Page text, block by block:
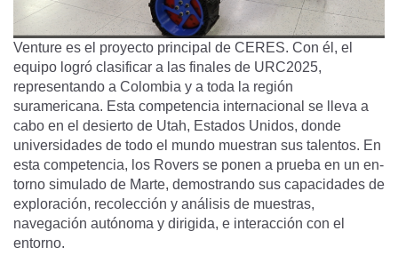
Venture es el proyecto principal de CERES. Con él, el
equipo logró clasificar a las finales de URC2025,
representando a Colombia y a toda la región
suramericana. Esta competencia internacional se lleva a
cabo en el desierto de Utah, Estados Unidos, donde
universidades de todo el mundo muestran sus talentos. En
esta competencia, los Rovers se ponen a prueba en un en­
torno simulado de Marte, demostrando sus capacidades de
exploración, recolección y análi­sis de muestras,
navegación autónoma y dirigida, e interacción con el
entorno.